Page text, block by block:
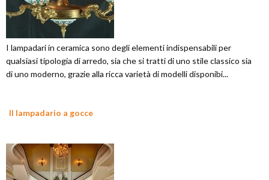
I lampadari in ceramica sono degli elementi indispensabili per
qualsiasi tipologia di arredo, sia che si tratti di uno stile classico sia
di uno moderno, grazie alla ricca varietà di modelli disponibi...
Il lampadario a gocce